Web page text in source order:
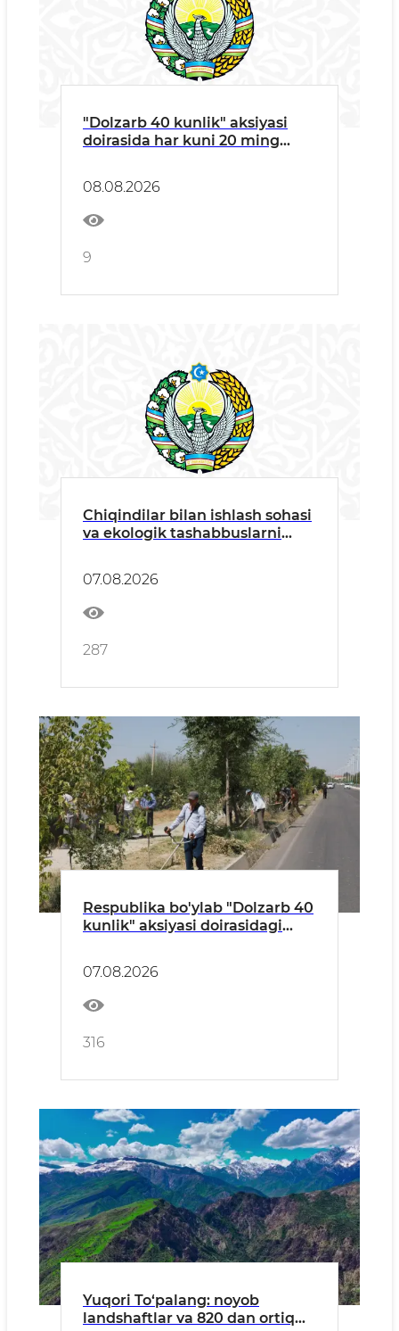
"Dolzarb 40 kunlik" aksiyasi
doirasida har kuni 20 ming
08.08.2026
9
Chiqindilar bilan ishlash sohasi
va ekologik tashabbuslarni
yig'ilishida muhokama qilindi
07.08.2026
287
Respublika bo'ylab "Dolzarb 40
kunlik" aksiyasi doirasidagi
07.08.2026
316
Yuqori To‘palang: noyob
landshaftlar va 820 dan ortiq